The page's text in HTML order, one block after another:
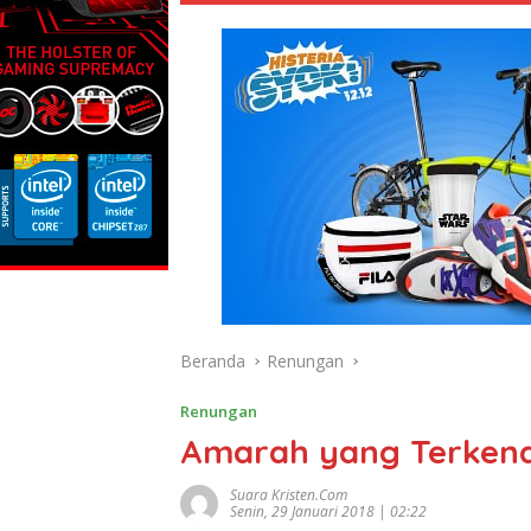
Beranda Renungan
Renungan
Amarah yang
Suara Kristen.com
Senin, 29 Januari 2018 | 02:22